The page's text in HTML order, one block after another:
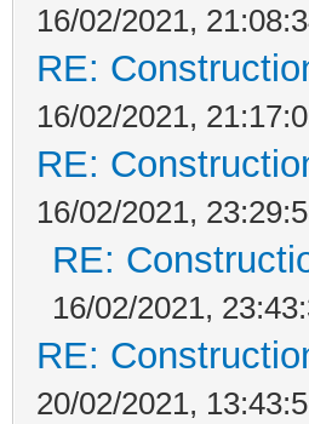
16/02/2021,
RE:
16/02/2021,
RE:
16/02/2021,
RE:
16/02/2021,
RE:
20/02/2021,